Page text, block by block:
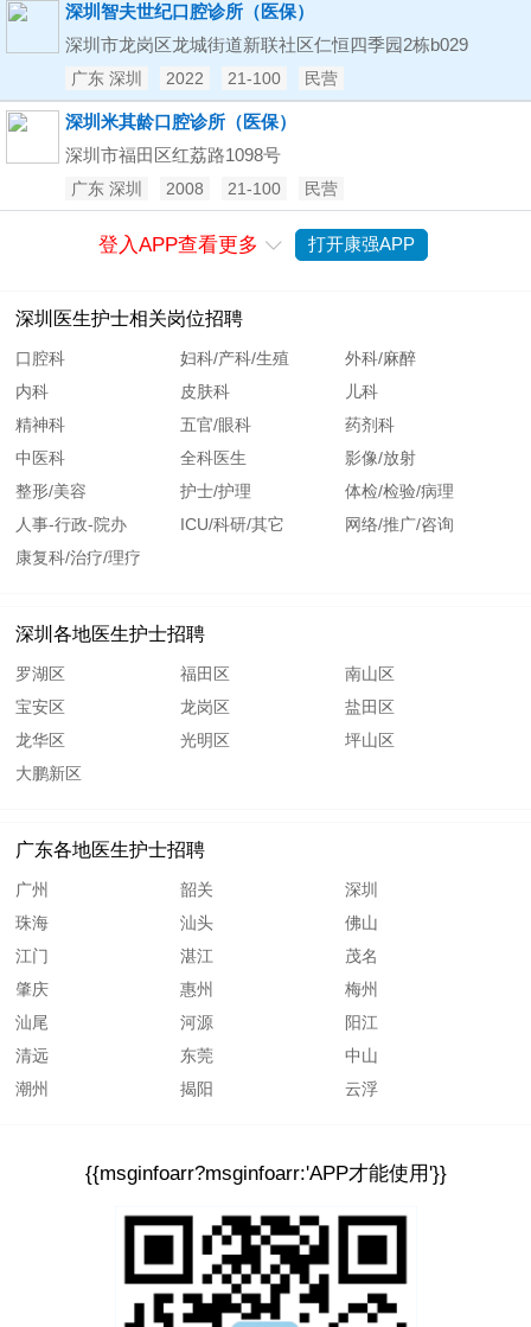
深圳智夫世纪口腔诊所（医保）
深圳市龙岗区龙城街道新联社区仁恒四季园2栋b029
广东 深圳 2022 21-100 民营
深圳米其龄口腔诊所（医保）
深圳市福田区红荔路1098号
广东 深圳 2008 21-100 民营
登入APP查看更多  打开康强APP
深圳医生护士相关岗位招聘
口腔科 妇科/产科/生殖
外科/麻醉
内科
皮肤科
儿科
精神科
五官/眼科
药剂科
中医科
全科医生
影像/放射
整形/美容
护士/护理
体检/检验/病理
人事-行政-院办
ICU/科研/其它
网络/推广/咨询
康复科/治疗/理疗
深圳各地医生护士招聘
罗湖区 福田区
南山区
宝安区
龙岗区
盐田区
龙华区
光明区
坪山区
大鹏新区
广东各地医生护士招聘
广州 韶关
深圳
珠海
汕头
佛山
江门
湛江
茂名
肇庆
惠州
梅州
汕尾
河源
阳江
清远
东莞
中山
潮州
揭阳 云浮
{{msginfoarr?msginfoarr:'APP才能使用'}}